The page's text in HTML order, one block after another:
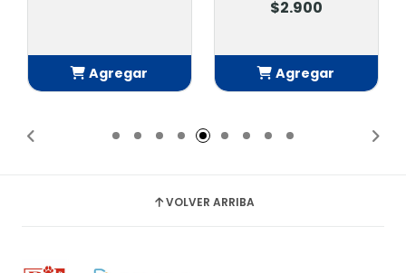
Agregar
$2.900
Agregar
VOLVER ARRIBA